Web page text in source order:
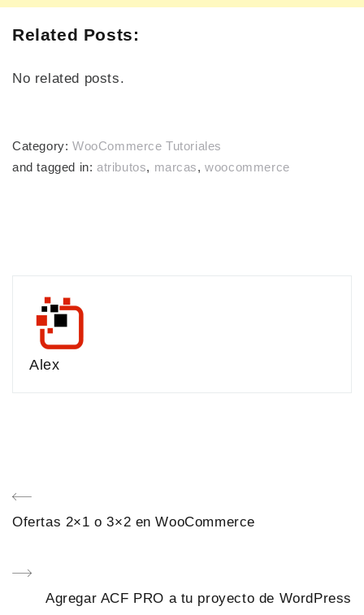
Related Posts:
No related posts.
Category: WooCommerce Tutoriales
and tagged in: atributos, marcas,woocommerce
Alex
Navegación
entradas
Previous
Ofertas 2×1 o 3×2 en WooCommerce
Next
Agregar ACF PRO a tu proyecto de WordPress